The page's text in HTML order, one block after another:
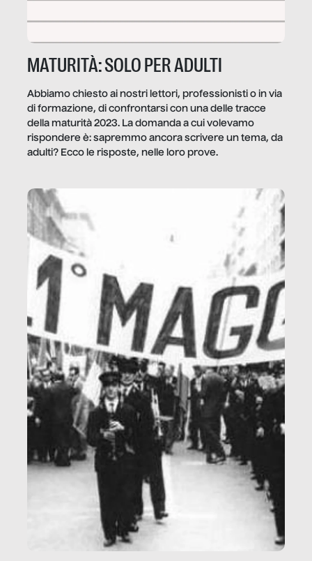
MATURITÀ: SOLO PER ADULTI
Abbiamo chiesto ai nostri lettori, professionisti o in via
di formazione, di confrontarsi con una delle tracce
della maturità 2023. La domanda a cui volevamo
rispondere è: sapremmo ancora scrivere un tema, da
adulti? Ecco le risposte, nelle loro prove.